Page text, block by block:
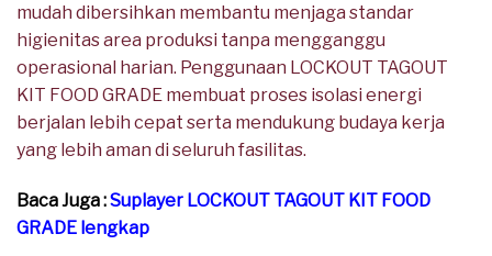
mudah dibersihkan membantu menjaga standar
higienitas area produksi tanpa mengganggu
operasional harian. Penggunaan LOCKOUT TAGOUT
KIT FOOD GRADE membuat proses isolasi energi
berjalan lebih cepat serta mendukung budaya kerja
yang lebih aman di seluruh fasilitas.
Baca Juga :Suplayer LOCKOUT TAGOUT KIT FOOD
GRADE lengkap